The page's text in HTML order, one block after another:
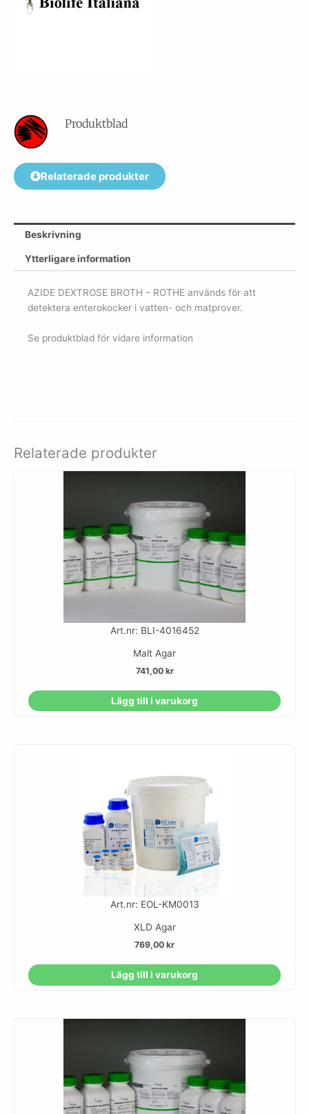
Produktblad
Relaterade produkter
Beskrivning
Ytterligare information
AZIDE DEXTROSE BROTH – ROTHE används för att
detektera enterokocker i vatten- och matprover.
Se produktblad för vidare information
Relaterade produkter
Art.nr: BLI-4016452
Malt Agar
741,00 kr
Lägg till i varukorg
Art.nr: EOL-KM0013
XLD Agar
769,00 kr
Lägg till i varukorg